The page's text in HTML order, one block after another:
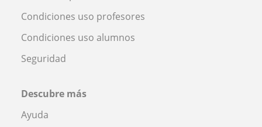
Condiciones uso profesores
Condiciones uso alumnos
Seguridad
Descubre más
Ayuda